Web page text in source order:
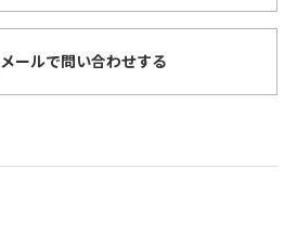
メールで問い合わせする